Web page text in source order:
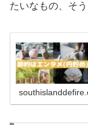
たいなもの、そ